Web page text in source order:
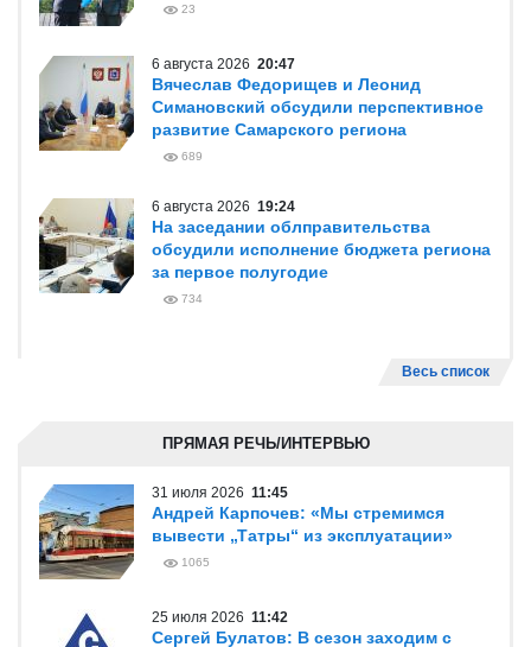
23
6 августа 2026 20:47
Вячеслав Федорищев и Леонид
Симановский обсудили перспективное
развитие Самарского региона
689
6 августа 2026 19:24
На заседании облправительства
обсудили исполнение бюджета региона
за первое полугодие
734
Весь список
ПРЯМАЯ РЕЧЬ/ИНТЕРВЬЮ
31 июля 2026 11:45
Андрей Карпочев: «Мы стремимся
вывести „Татры“ из эксплуатации»
1065
25 июля 2026 11:42
Сергей Булатов: В сезон заходим с